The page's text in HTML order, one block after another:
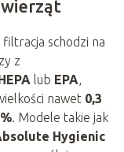
schodzi na
z
lub EPA,
nawet 0,3
. Modele takie jak
Hygienic